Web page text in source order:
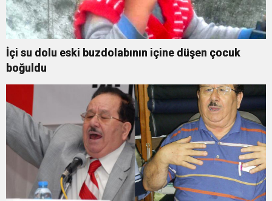
İçi su dolu eski buzdolabının içine düşen çocuk
boğuldu